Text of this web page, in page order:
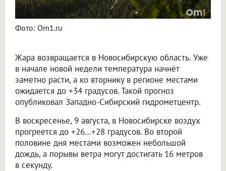
Фото: Om1.ru
Жара возвращается в Новосибирскую область. Уже
в начале новой недели температура начнёт
заметно расти, а ко вторнику в регионе местами
ожидается до +34 градусов. Такой прогноз
опубликовал Западно-Сибирский гидрометцентр.
В воскресенье, 9 августа, в Новосибирске воздух
прогреется до +26…+28 градусов. Во второй
половине дня местами возможен небольшой
дождь, а порывы ветра могут достигать 16 метров
в секунду.